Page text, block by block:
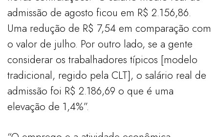
admissão de agosto ficou em R$ 2.156,86.
Uma redução de R$ 7,54 em comparação com
o valor de julho. Por outro lado, se a gente
considerar os trabalhadores típicos [modelo
tradicional, regido pela CLT], o salário real de
admissão foi R$ 2.186,69 o que é uma
elevação de 1,4%”.